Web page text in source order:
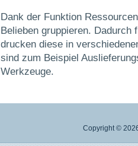
Dank der Funktion
Belieben gruppieren. Dadurch
drucken diese in
sind zum Beispiel
Werkzeuge.
Copyright ©